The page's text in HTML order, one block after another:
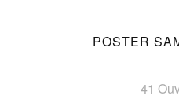
POSTER
41